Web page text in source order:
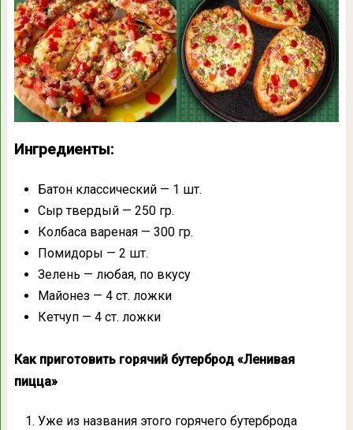
Ингредиенты:
Батон классический — 1 шт.
Сыр твердый — 250 гр.
Колбаса вареная — 300 гр.
Помидоры — 2 шт.
Зелень — любая, по вкусу
Майонез — 4 ст. ложки
Кетчуп — 4 ст. ложки
Как приготовить горячий бутерброд «Ленивая
пицца»
Уже из названия этого горячего бутерброда